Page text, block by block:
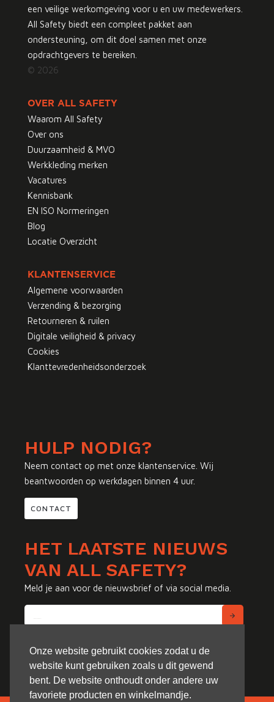
Onze website gebruikt cookies zodat u de
website kunt gebruiken zoals u dit gewend
bent. De website onthoudt onder andere uw
favoriete producten en winkelmandje.
een veilige werkomgeving voor u en uw medewerkers.
All Safety biedt een compleet pakket aan
ondersteuning, om dit doel samen met onze
opdrachtgevers te bereiken.
© 2026
OVER ALL SAFETY
Waarom All Safety
Over ons
Duurzaamheid & MVO
Werkkleding merken
Vacatures
Kennisbank
EN ISO Normeringen
Blog
Locatie Overzicht
KLANTENSERVICE
Algemene voorwaarden
Verzending & bezorging
Retourneren & ruilen
Digitale veiligheid & privacy
Cookies
Klanttevredenheidsonderzoek
HULP NODIG?
Neem contact op met onze klantenservice. Wij
beantwoorden op werkdagen binnen 4 uur.
CONTACT
HET LAATSTE NIEUWS
VAN ALL SAFETY?
Meld je aan voor de nieuwsbrief of via social media.